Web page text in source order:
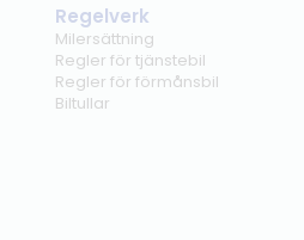
Regelverk
Milersättning
Regler för tjänstebil
Regler för förmånsbil
Biltullar